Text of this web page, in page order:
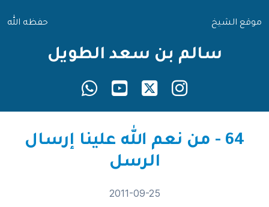
موقع الشيخ حفظه الله
سالم بن سعد الطويل
64 - من نعم الله علينا إرسال
الرسل
2011-09-25